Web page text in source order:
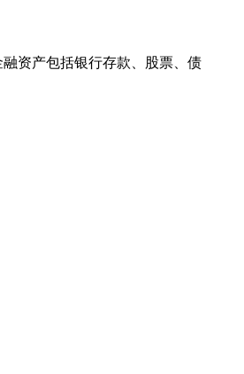
资者不应依赖本网站所提供的数据做
当日的分析、推测与判断。在任何情
点击"确认"键以继续浏览本公司网
服务的风险和损失。
资产包括银行存款、股票、债